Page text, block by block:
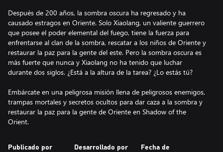
Después de 200 años, la sombra oscura ha regresado y ha
causado estragos en Oriente. Solo Xiaolang, un valiente guerrero
que posee el poder elemental del fuego, tiene la fuerza para
enfrentarse al clan de la sombra, rescatar a los niños de Oriente y
restaurar la paz para la gente del este. Pero la sombra oscura es
más fuerte que nunca y Xiaolang no ha tenido que luchar
durante dos siglos. ¿Está a la altura de la tarea? ¿Lo estás tú?
Embárcate en una peligrosa misión llena de peligrosos enemigos,
trampas mortales y secretos ocultos para dar caza a la sombra y
restaurar la paz para la gente de Oriente en Shadow of the
Orient.
Publicado por Desarrollado por
Fecha de